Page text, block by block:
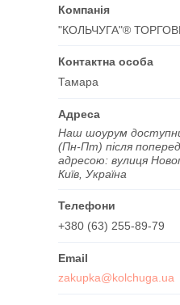
"КОЛЬЧУГА"®
Тамара
Наш шоурум
(Пн-Пт) після
адресою: вулиця
Київ, Україна
+380 (63) 255-89-79
zakupka@kolchuga.ua